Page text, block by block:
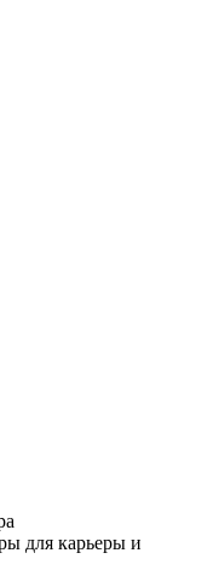
для карьеры и